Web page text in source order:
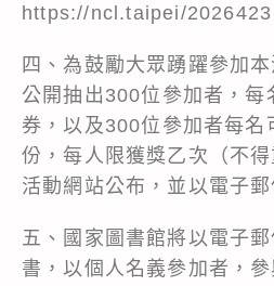
https://ncl.taipei/2026423
四、為鼓勵大眾踴躍參加
公開抽出300位參加者，每
券，以及300位參加者每名
份，每人限獲獎乙次（不
活動網站公布，並以電子郵
五、國家圖書館將以電子
書，以個人名義參加者，